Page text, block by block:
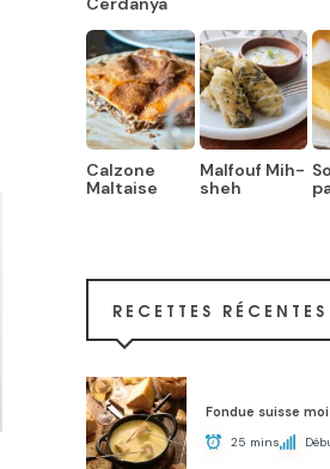
Calzone
Maltaise
Malfouf Mih-
sheh
RECETTES RÉCENTES
Fondue suisse
25 mins